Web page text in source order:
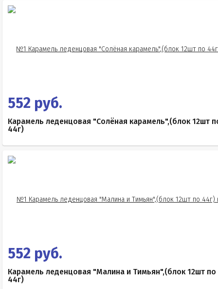
552 руб.
Карамель леденцовая "Солёная карамель",(блок 12шт
44г)
552 руб.
Карамель леденцовая "Малина и Тимьян",(блок 12шт по
44г)